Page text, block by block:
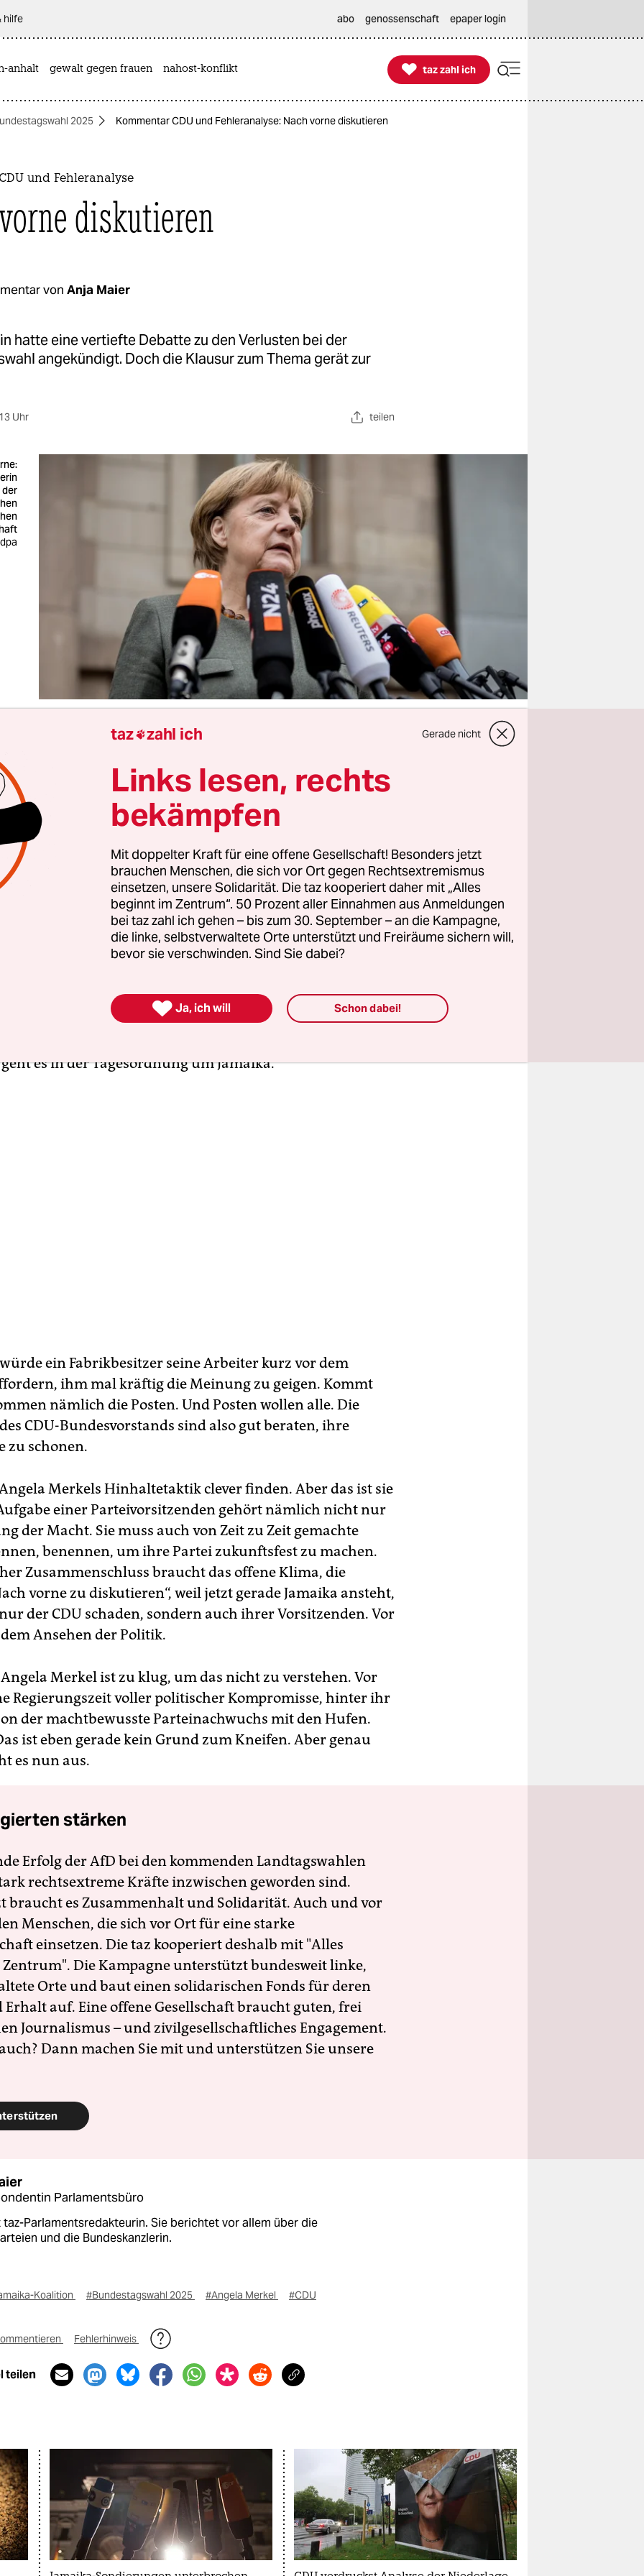
hilfe abo genossenschaft epaper login
anhalt gewalt gegen frauen nahost-konflikt 
taz zahl ich
taz zahl ich
2025 Kommentar CDU und Fehleranalyse: Nach vorne diskutieren
und Fehleranalyse
diskutieren
von Anja Maier
hatte eine vertiefte Debatte zu den Verlusten bei der
angekündigt. Doch die Klausur zum Thema gerät zur
Uhr teilen
der
ist gelernt. „Nach vorne diskutieren“ nannte man in der
ein Verfahren weitgehend folgenloser Selbstkritik. Nach
räumte man kurz, gern sehr kurz, Fehler ein – um
so weitermachen zu können wie zuvor. Was die
des mauen Bundestagswahlergebnisses der Christlich
Union angeht, zeigt deren Vorsitzende gerade, was sie
hat. Ihre am Freitag beginnende zweitägige
des Bundesvorstandes gerät zur Farce.
Merkel am Tag nach der Wahl angekündigt, man werde
dieser Vorsatz mittlerweile zum Quickie geschrumpft.
Debatte im Bundesvorstand zu führen, lädt man sich
es in der Tagesordnung um Jamaika.
ein Fabrikbesitzer seine Arbeiter kurz vor dem
ihm mal kräftig die Meinung zu geigen. Kommt
nämlich die Posten. Und Posten wollen alle. Die
CDU-Bundesvorstands sind also gut beraten, ihre
zu schonen.
Merkels Hinhaltetaktik clever finden. Aber das ist sie
einer Parteivorsitzenden gehört nämlich nicht nur
der Macht. Sie muss auch von Zeit zu Zeit gemachte
benennen, um ihre Partei zukunftsfest zu machen.
Zusammenschluss braucht das offene Klima, die
vorne zu diskutieren“, weil jetzt gerade Jamaika ansteht,
der CDU schaden, sondern auch ihrer Vorsitzenden. Vor
Ansehen der Politik.
Angela Merkel ist zu klug, um das nicht zu verstehen. Vor
Regierungszeit voller politischer Kompromisse, hinter ihr
der machtbewusste Parteinachwuchs mit den Hufen.
ist eben gerade kein Grund zum Kneifen. Aber genau
es nun aus.
stärken
Erfolg der AfD bei den kommenden Landtagswahlen
rechtsextreme Kräfte inzwischen geworden sind.
braucht es Zusammenhalt und Solidarität. Auch und vor
Menschen, die sich vor Ort für eine starke
einsetzen. Die taz kooperiert deshalb mit "Alles
Die Kampagne unterstützt bundesweit linke,
Orte und baut einen solidarischen Fonds für deren
Erhalt auf. Eine offene Gesellschaft braucht guten, frei
Journalismus – und zivilgesellschaftliches Engagement.
Dann machen Sie mit und unterstützen Sie unsere
Parlamentsbüro
taz-Parlamentsredakteurin. Sie berichtet vor allem über die
und die Bundeskanzlerin.
Koalition #Bundestagswahl 2025 #Angela Merkel #CDU
Fehlerhinweis
teilen
taz zahl ich Gerade nicht
Links lesen, rechts
bekämpfen
Mit doppelter Kraft für eine offene Gesellschaft! Besonders jetzt
brauchen Menschen, die sich vor Ort gegen Rechtsextremismus
einsetzen, unsere Solidarität. Die taz kooperiert daher mit „Alles
beginnt im Zentrum“. 50 Prozent aller Einnahmen aus Anmeldungen
bei taz zahl ich gehen – bis zum 30. September – an die Kampagne,
die linke, selbstverwaltete Orte unterstützt und Freiräume sichern will,
bevor sie verschwinden. Sind Sie dabei?
 Ja, ich will Schon dabei!